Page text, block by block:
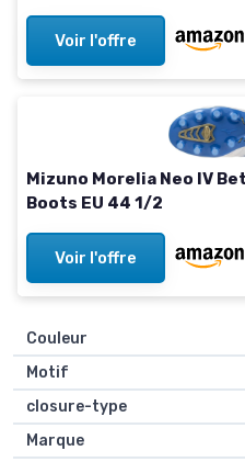
Voir l'offre
Mizuno Morelia Neo IV
Boots EU 44 1/2
Voir l'offre
Couleur
Motif
closure-type
Marque